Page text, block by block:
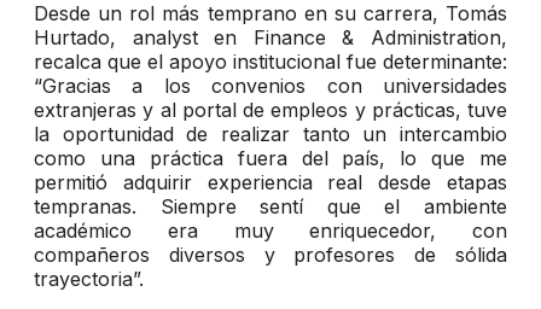
Desde un rol más temprano en su carrera, Tomás
Hurtado, analyst en Finance & Administration,
recalca que el apoyo institucional fue determinante:
“Gracias a los convenios con universidades
extranjeras y al portal de empleos y prácticas, tuve
la oportunidad de realizar tanto un intercambio
como una práctica fuera del país, lo que me
permitió adquirir experiencia real desde etapas
tempranas. Siempre sentí que el ambiente
académico era muy enriquecedor, con
compañeros diversos y profesores de sólida
trayectoria”.